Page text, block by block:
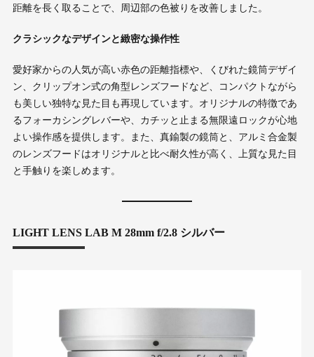
距離を長く取ることで、周辺部の色被りを改善しました。
クラシックなデザインと緻密な操作性
愛好家からの人気が高い赤色の距離指標や、くびれた鏡筒デザイ
ン、クリップオン式の角型レンズフードなど、コンパクトながら
も美しい独特な見た目も再現しています。オリジナルの特徴であ
るフォーカシングレバーや、カチッと止まる無限遠ロックが心地
よい操作感を提供します。また、真鍮製の鏡筒と、アルミ合金製
のレンズフードはオリジナルと比べ耐久性が高く、上質な見た目
と手触りを楽しめます。
LIGHT LENS LAB M 28mm f/2.8 シルバー